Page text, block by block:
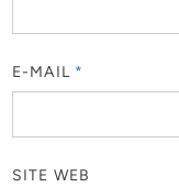
E-MAIL *
SITE WEB